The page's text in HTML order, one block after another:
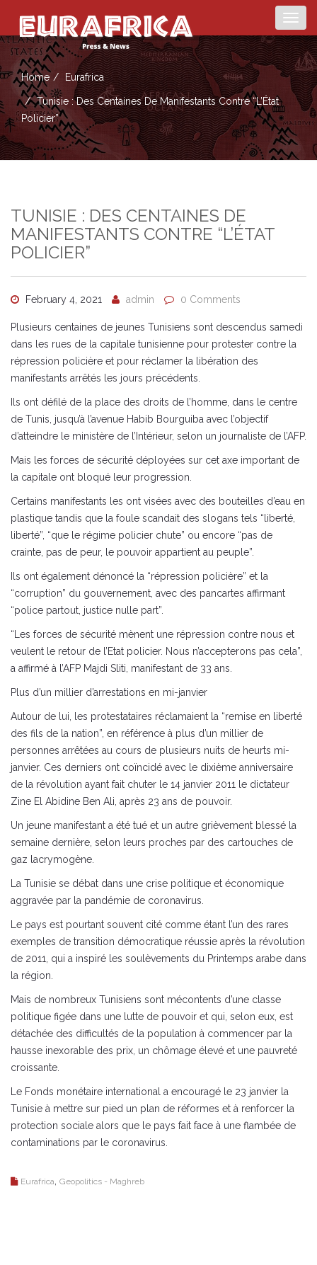
Home Eurafrica
Tunisie : Des Centaines De Manifestants Contre “l’État
Policier”
TUNISIE : DES CENTAINES DE
MANIFESTANTS CONTRE “L’ÉTAT
POLICIER”
February 4, 2021 admin 0 Comments
Plusieurs centaines de jeunes Tunisiens sont descendus samedi
dans les rues de la capitale tunisienne pour protester contre la
répression policière et pour réclamer la libération des
manifestants arrêtés les jours précédents.
Ils ont défilé de la place des droits de l’homme, dans le centre
de Tunis, jusqu’à l’avenue Habib Bourguiba avec l’objectif
d’atteindre le ministère de l’Intérieur, selon un journaliste de l’AFP.
Mais les forces de sécurité déployées sur cet axe important de
la capitale ont bloqué leur progression.
Certains manifestants les ont visées avec des bouteilles d’eau en
plastique tandis que la foule scandait des slogans tels “liberté,
liberté”, “que le régime policier chute” ou encore “pas de
crainte, pas de peur, le pouvoir appartient au peuple”.
Ils ont également dénoncé la “répression policière” et la
“corruption” du gouvernement, avec des pancartes affirmant
“police partout, justice nulle part”.
“Les forces de sécurité mènent une répression contre nous et
veulent le retour de l’Etat policier. Nous n’accepterons pas cela”,
a affirmé à l’AFP Majdi Sliti, manifestant de 33 ans.
Plus d’un millier d’arrestations en mi-janvier
Autour de lui, les protestataires réclamaient la “remise en liberté
des fils de la nation”, en référence à plus d’un millier de
personnes arrêtées au cours de plusieurs nuits de heurts mi-
janvier. Ces derniers ont coïncidé avec le dixième anniversaire
de la révolution ayant fait chuter le 14 janvier 2011 le dictateur
Zine El Abidine Ben Ali, après 23 ans de pouvoir.
Un jeune manifestant a été tué et un autre grièvement blessé la
semaine dernière, selon leurs proches par des cartouches de
gaz lacrymogène.
La Tunisie se débat dans une crise politique et économique
aggravée par la pandémie de coronavirus.
Le pays est pourtant souvent cité comme étant l’un des rares
exemples de transition démocratique réussie après la révolution
de 2011, qui a inspiré les soulèvements du Printemps arabe dans
la région.
Mais de nombreux Tunisiens sont mécontents d’une classe
politique figée dans une lutte de pouvoir et qui, selon eux, est
détachée des difficultés de la population à commencer par la
hausse inexorable des prix, un chômage élevé et une pauvreté
croissante.
Le Fonds monétaire international a encouragé le 23 janvier la
Tunisie à mettre sur pied un plan de réformes et à renforcer la
protection sociale alors que le pays fait face à une flambée de
contaminations par le coronavirus.
Eurafrica Geopolitics - Maghreb